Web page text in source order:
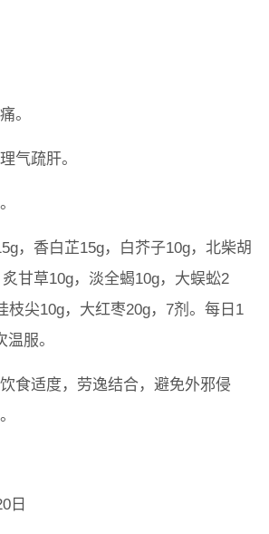
。
气疏肝。
，香白芷15g，白芥子10g，北柴胡
甘草10g，淡全蝎10g，大蜈蚣2
枝尖10g，大红枣20g，7剂。每日1
服。
食适度，劳逸结合，避免外邪侵
日